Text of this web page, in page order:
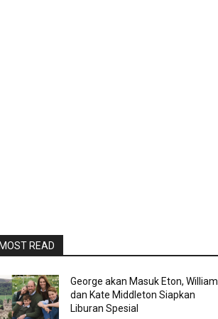
READ
George akan Masuk Eton, William
dan Kate Middleton Siapkan
Liburan Spesial